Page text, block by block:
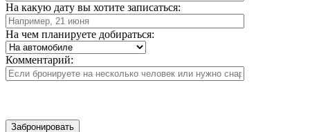
На какую дату вы хотите записаться:
На чем планируете добираться:
Комментарий: